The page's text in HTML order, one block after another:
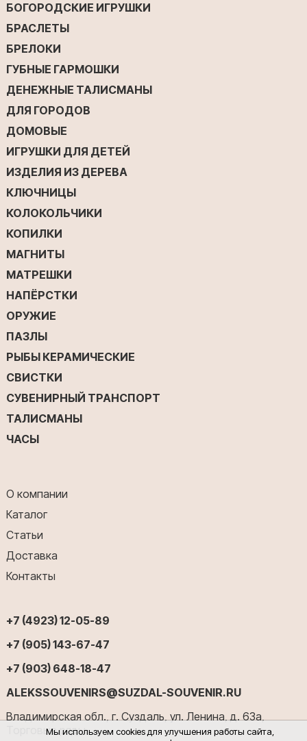
Мы используем cookies для улучшения работы сайта,
БОГОРОДСКИЕ ИГРУШКИ
БРАСЛЕТЫ
БРЕЛОКИ
ГУБНЫЕ ГАРМОШКИ
ДЕНЕЖНЫЕ ТАЛИСМАНЫ
ДЛЯ ГОРОДОВ
ДОМОВЫЕ
ИГРУШКИ ДЛЯ ДЕТЕЙ
ИЗДЕЛИЯ ИЗ ДЕРЕВА
КЛЮЧНИЦЫ
КОЛОКОЛЬЧИКИ
КОПИЛКИ
МАГНИТЫ
МАТРЕШКИ
НАПЁРСТКИ
ОРУЖИЕ
ПАЗЛЫ
РЫБЫ КЕРАМИЧЕСКИЕ
СВИСТКИ
СУВЕНИРНЫЙ ТРАНСПОРТ
ТАЛИСМАНЫ
ЧАСЫ
О компании
Каталог
Статьи
Доставка
Контакты
+7 (4923) 12-05-89
+7 (905) 143-67-47
+7 (903) 648-18-47
ALEKSSOUVENIRS@SUZDAL-SOUVENIR.RU
Владимирская обл., г. Суздаль, ул. Ленина, д. 63а,
Торговые ряды